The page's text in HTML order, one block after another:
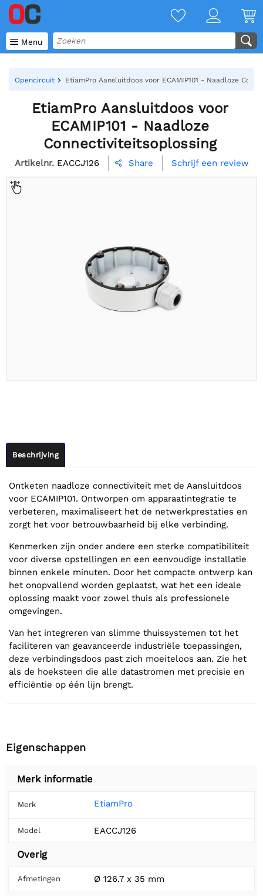
 Menu
Opencircuit EtiamPro Aansluitdoos voor ECAMIP101 - Naadloze
EtiamPro Aansluitdoos voor
ECAMIP101 - Naadloze
Connectiviteitsoplossing
Artikelnr. EACCJ126  Share Schrijf een review
Beschrijving
Ontketen naadloze connectiviteit met de Aansluitdoos
voor ECAMIP101. Ontworpen om apparaatintegratie te
verbeteren, maximaliseert het de netwerkprestaties en
zorgt het voor betrouwbaarheid bij elke verbinding.
Kenmerken zijn onder andere een sterke compatibiliteit
voor diverse opstellingen en een eenvoudige installatie
binnen enkele minuten. Door het compacte ontwerp kan
het onopvallend worden geplaatst, wat het een ideale
oplossing maakt voor zowel thuis als professionele
omgevingen.
Van het integreren van slimme thuissystemen tot het
faciliteren van geavanceerde industriële toepassingen,
deze verbindingsdoos past zich moeiteloos aan. Zie het
als de hoeksteen die alle datastromen met precisie en
efficiëntie op één lijn brengt.
Eigenschappen
Merk informatie
Merk EtiamPro
Model EACCJ126
Overig
Afmetingen Ø 126.7 x 35 mm